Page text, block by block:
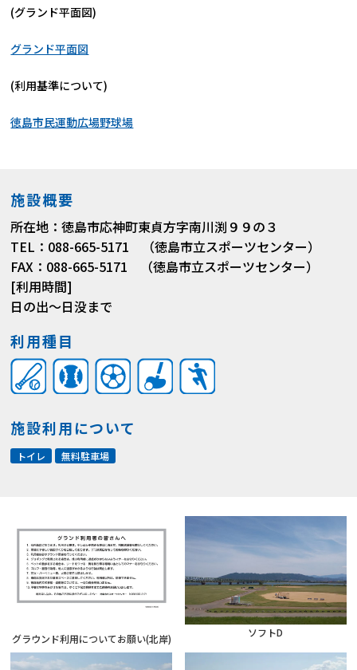
(グランド平面図)
グランド平面図
(利用基準について)
徳島市民運動広場野球場
施設概要
所在地：徳島市応神町東貞方字南川渕９９の３
TEL：088-665-5171 （徳島市立スポーツセンター）
FAX：088-665-5171 （徳島市立スポーツセンター）
[利用時間]
日の出～日没まで
利用種目
施設利用について
トイレ 無料駐車場
グラウンド利用についてお願い(北岸) ソフトD